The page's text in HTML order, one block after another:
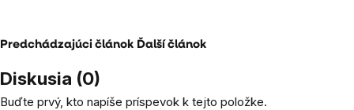
Predchádzajúci článok Ďalší článok
Diskusia (0)
Buďte prvý, kto napíše príspevok k tejto položke.